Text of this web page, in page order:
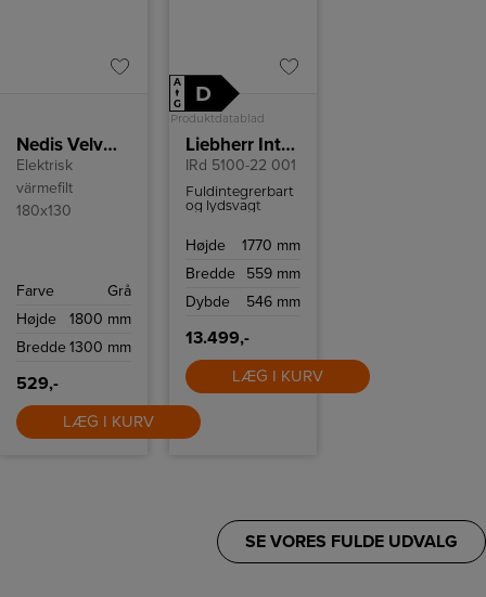
Nedis Velvære Elektrisk Varmetæppe180x130
Elektrisk
värmefilt
180x130
Farve
Grå
Højde
1800 mm
Bredde 1300 mm
529,-
LÆG I KURV
A
↑
G
D
Produktdatablad
Liebherr Integrerbart køleskab IRd 5100 Pure
IRd 5100-22 001
Fuldintegrerbart
og lydsvagt
funktioner. Med
PowerCooling og
kompatibilitet
praktisk
anvendelighed
med avanceret
teknologi og høj
brugervenlighed.
Højde
1770 mm
Bredde
559 mm
Dybde
546 mm
13.499,-
LÆG I KURV
SE VORES FULDE UDVALG